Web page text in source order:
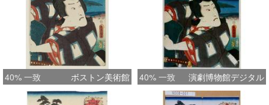
40% 一致 ボストン美術館 40% 一致 演劇博物館デジタル